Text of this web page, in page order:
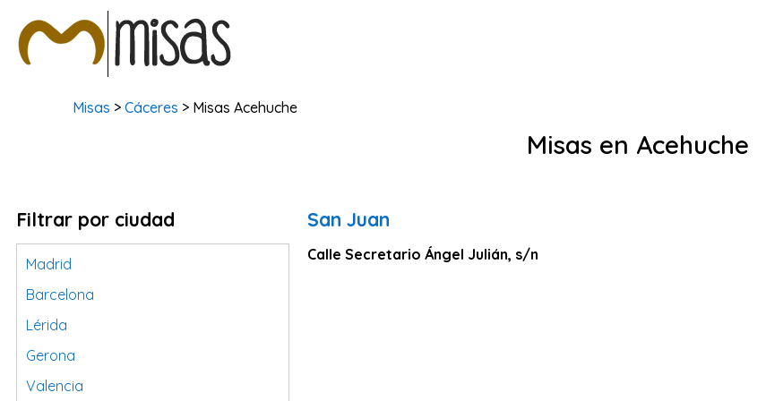
Misas >Cáceres > Misas Acehuche
Misas en Acehuche
Filtrar por ciudad
Madrid
Barcelona
Lérida
Gerona
Valencia
San Juan
Calle Secretario Ángel Julián, s/n